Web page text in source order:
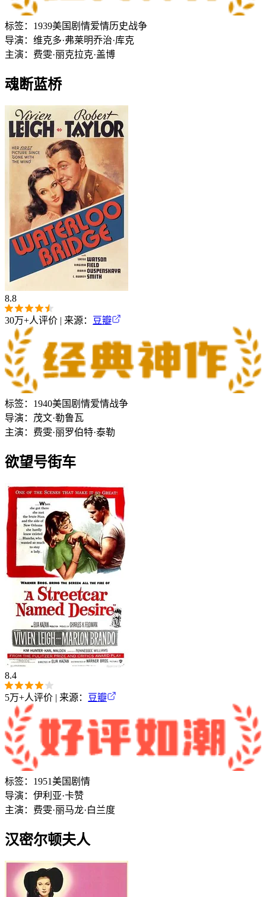
标签： 1939美国 剧情爱情历史战争
导演： 维克多·弗莱明乔治·库克
主演： 费雯·丽克拉克·盖博
魂断蓝桥
8.8
30万+人评价 | 来源： 豆瓣
标签： 1940美国 剧情爱情战争
导演： 茂文·勒鲁瓦
主演： 费雯·丽罗伯特·泰勒
欲望号街车
8.4
5万+人评价 | 来源： 豆瓣
标签： 1951美国 剧情
导演： 伊利亚·卡赞
主演： 费雯·丽马龙·白兰度
汉密尔顿夫人